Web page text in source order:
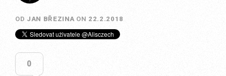
OD JAN BŘEZINA ON 22.2.2018
0